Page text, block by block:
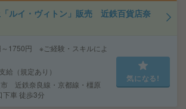
ルイ・ヴィトン」販売 近鉄百貨店奈
1750円 ※ご経験・スキルによ
給（規定あり）
近鉄奈良線・京都線・橿原
下車 徒歩3分
気になる!